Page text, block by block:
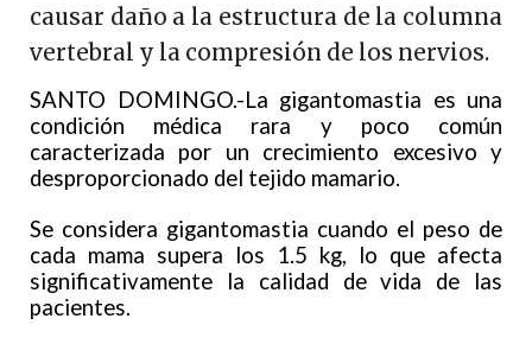
causar daño a la estructura de la columna
vertebral y la compresión de los nervios.
SANTO DOMINGO.-La gigantomastia es una
condición médica rara y poco común
caracterizada por un crecimiento excesivo y
desproporcionado del tejido mamario.
Se considera gigantomastia cuando el peso de
cada mama supera los 1.5 kg, lo que afecta
significativamente la calidad de vida de las
pacientes.